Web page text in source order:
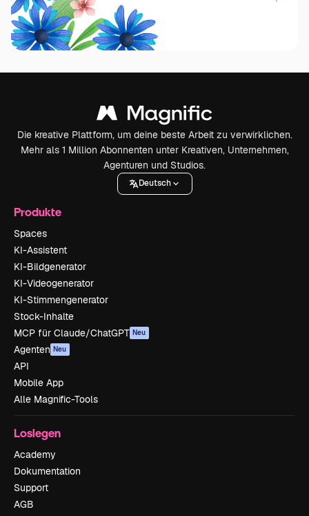
Die kreative Plattform, um deine beste Arbeit zu verwirklichen.
Mehr als 1 Million Abonnenten unter Kreativen, Unternehmen,
Agenturen und Studios.
Deutsch
Produkte
Spaces
KI-Assistent
KI-Bildgenerator
KI-Videogenerator
KI-Stimmengenerator
Stock-Inhalte
MCP für Claude/ChatGPT Neu
Agenten Neu
API
Mobile App
Alle Magnific-Tools
Loslegen
Academy
Dokumentation
Support
AGB